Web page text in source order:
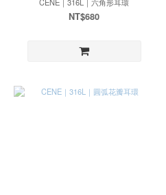
NT$680